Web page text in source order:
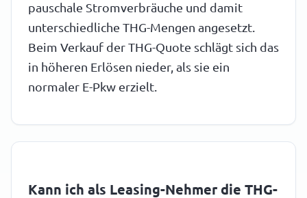
pauschale Stromverbräuche und damit
unterschiedliche THG-Mengen angesetzt.
Beim Verkauf der THG-Quote schlägt sich das
in höheren Erlösen nieder, als sie ein
normaler E-Pkw erzielt.
Kann ich als Leasing-Nehmer die THG-